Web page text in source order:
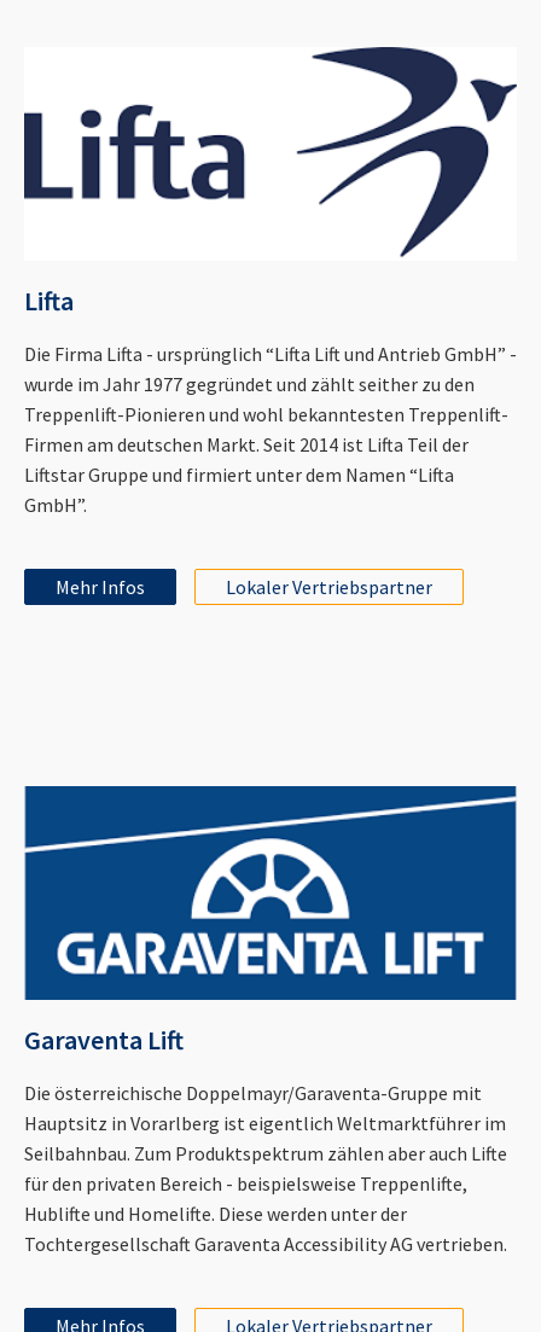
Lifta
Die Firma Lifta - ursprünglich “Lifta Lift und Antrieb GmbH” -
wurde im Jahr 1977 gegründet und zählt seither zu den
Treppenlift-Pionieren und wohl bekanntesten Treppenlift-
Firmen am deutschen Markt. Seit 2014 ist Lifta Teil der
Liftstar Gruppe und firmiert unter dem Namen “Lifta
GmbH”.
Mehr Infos Lokaler Vertriebspartner
Garaventa Lift
Die österreichische Doppelmayr/Garaventa-Gruppe mit
Hauptsitz in Vorarlberg ist eigentlich Weltmarktführer im
Seilbahnbau. Zum Produktspektrum zählen aber auch Lifte
für den privaten Bereich - beispielsweise Treppenlifte,
Hublifte und Homelifte. Diese werden unter der
Tochtergesellschaft Garaventa Accessibility AG vertrieben.
Mehr Infos Lokaler Vertriebspartner